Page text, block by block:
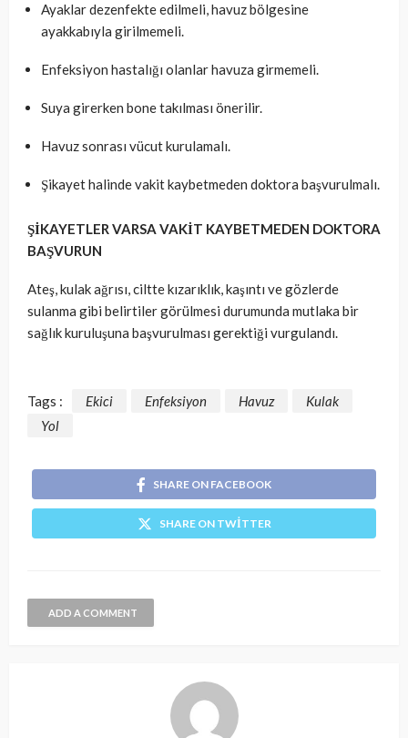
Ayaklar dezenfekte edilmeli, havuz bölgesine
ayakkabıyla girilmemeli.
Enfeksiyon hastalığı olanlar havuza girmemeli.
Suya girerken bone takılması önerilir.
Havuz sonrası vücut kurulamalı.
Şikayet halinde vakit kaybetmeden doktora başvurulmalı.
ŞİKAYETLER VARSA VAKİT KAYBETMEDEN DOKTORA
BAŞVURUN
Ateş, kulak ağrısı, ciltte kızarıklık, kaşıntı ve gözlerde
sulanma gibi belirtiler görülmesi durumunda mutlaka bir
sağlık kuruluşuna başvurulması gerektiği vurgulandı.
Tags : Ekici Enfeksiyon Havuz
Kulak
Yol
SHARE ON FACEBOOK
SHARE ON TWITTER
ADD A COMMENT